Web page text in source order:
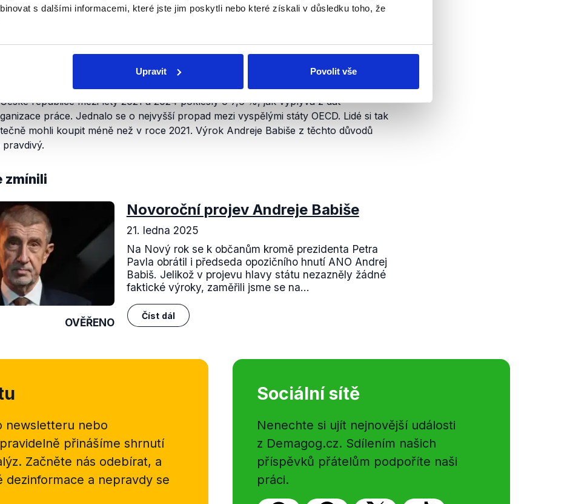
s dalšími informacemi, které jste jim poskytli nebo které získali v důsledku toho, že
Upravit Povolit vše
republice mezi lety 2021 a 2024 poklesly o 7,6 %, jak vyplývá z dat
práce. Jednalo se o nejvyšší propad mezi vyspělými státy OECD. Lidé si tak
mohli koupit méně než v roce 2021. Výrok Andreje Babiše z těchto důvodů
zmínili
OVĚŘENO
Novoroční projev Andreje Babiše
21. ledna 2025
Na Nový rok se k občanům kromě prezidenta Petra
Pavla obrátil i předseda opozičního hnutí ANO Andrej
Babiš. Jelikož v projevu hlavy státu nezazněly žádné
faktické výroky, zaměřili jsme se na...
Číst dál
newsletteru nebo
přinášíme shrnutí
Začněte nás odebírat, a
a nepravdy se
Sociální sítě
Nenechte si ujít nejnovější události
z Demagog.cz. Sdílením našich
příspěvků přátelům podpoříte naši
práci.